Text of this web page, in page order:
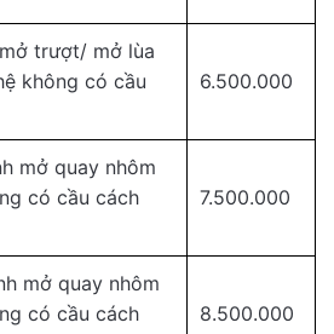
trượt/ mở lùa
không có cầu
6.500.000
mở quay nhôm
có cầu cách
7.500.000
mở quay nhôm
có cầu cách
8.500.000